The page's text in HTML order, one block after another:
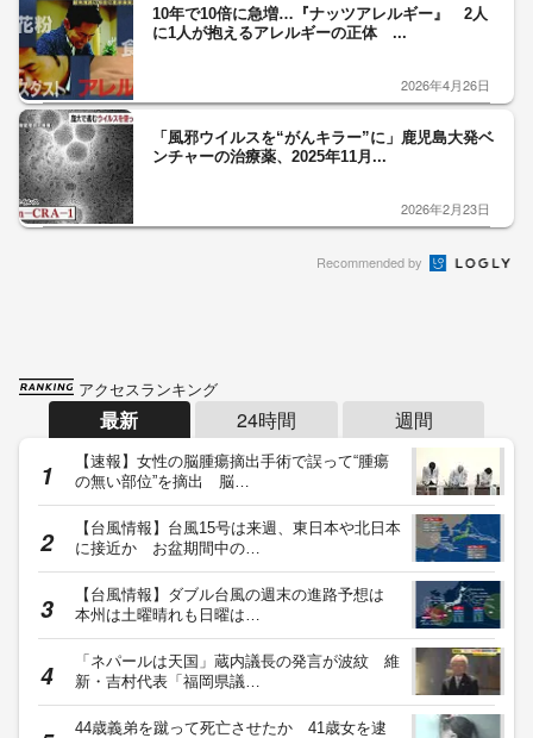
10年で10倍に急増…『ナッツアレルギー』 2人
に1人が抱えるアレルギーの正体 ...
2026年4月26日
「風邪ウイルスを“がんキラー”に」鹿児島大発ベ
ンチャーの治療薬、2025年11月...
2026年2月23日
Recommended by
アクセスランキング
最新 24時間 週間
【速報】女性の脳腫瘍摘出手術で誤って“腫瘍
の無い部位”を摘出 脳…
【台風情報】台風15号は来週、東日本や北日本
に接近か お盆期間中の…
【台風情報】ダブル台風の週末の進路予想は
本州は土曜晴れも日曜は…
「ネパールは天国」蔵内議長の発言が波紋 維
新・吉村代表「福岡県議…
44歳義弟を蹴って死亡させたか 41歳女を逮